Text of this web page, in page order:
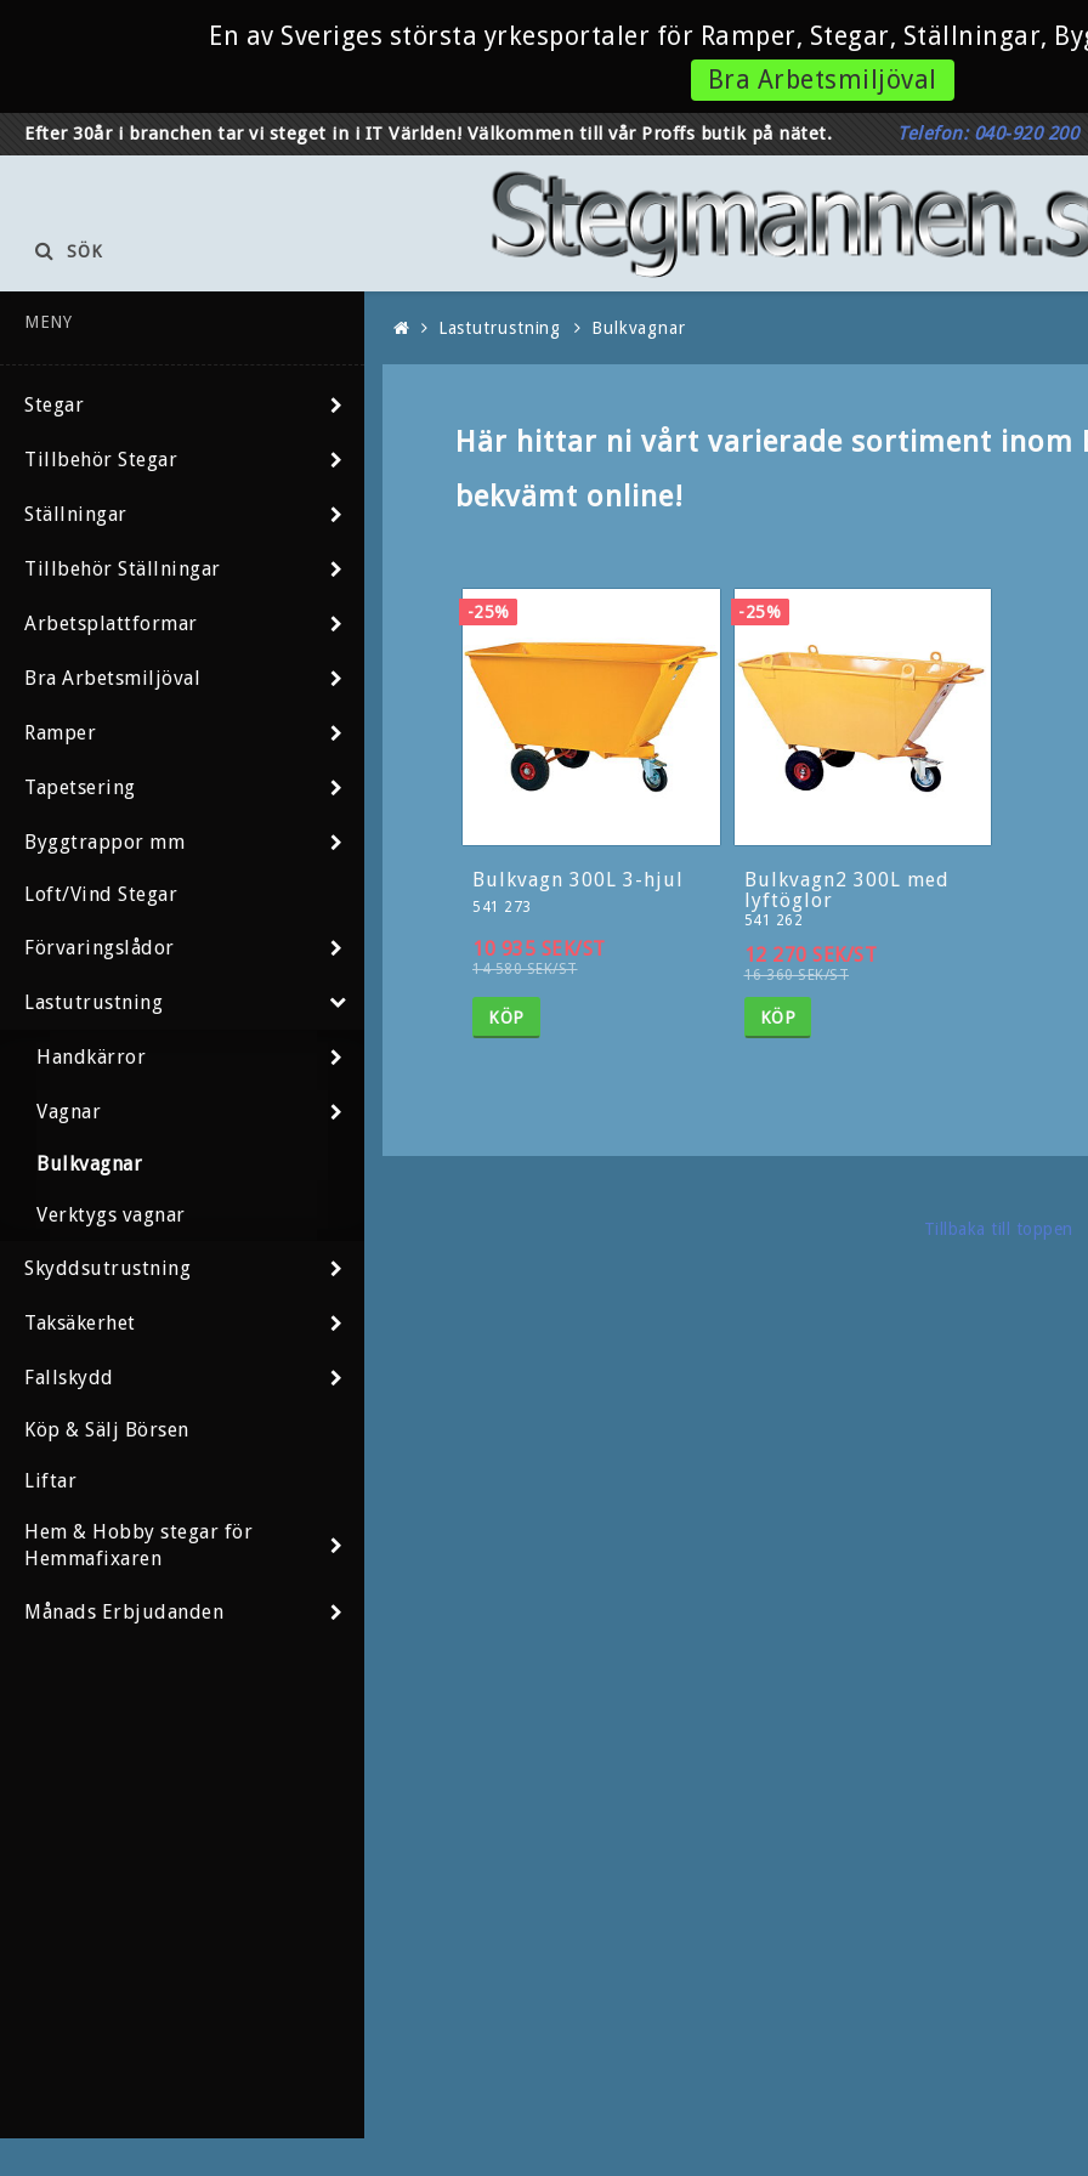
En av Sveriges största yrkesportaler för Ramper, Stegar, Ställningar,
Bra Arbetsmiljöval
Efter 30år i branchen tar vi steget in i IT Världen! Välkommen till vår Proffs butik på nätet. Telefon: 040-920 200
SÖK
MENY
Stegar
Tillbehör Stegar
Ställningar
Tillbehör Ställningar
Arbetsplattformar
Bra Arbetsmiljöval
Ramper
Tapetsering
Byggtrappor mm
Loft/Vind Stegar
Förvaringslådor
Lastutrustning
Handkärror
Vagnar
Bulkvagnar
Verktygs vagnar
Skyddsutrustning
Taksäkerhet
Fallskydd
Köp & Sälj Börsen
Liftar
Hem & Hobby stegar för
Hemmafixaren
Månads Erbjudanden
Lastutrustning Bulkvagnar
Här hittar ni vårt varierade sortiment inom
bekvämt online!
-25%
Bulkvagn 300L 3-hjul
541 273
14 580 SEK/ST
10 935 SEK/ST
KÖP
-25%
Bulkvagn2 300L med
lyftöglor
541 262
16 360 SEK/ST
12 270 SEK/ST
KÖP
Tillbaka till toppen